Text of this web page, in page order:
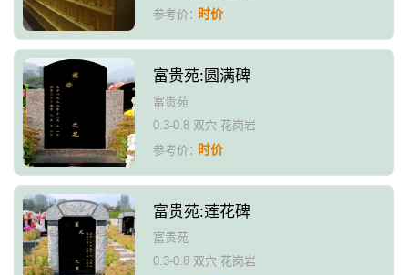
参考价：时价
富贵苑:圆满碑
富贵苑
0.3-0.8 双穴 花岗岩
参考价：时价
富贵苑:莲花碑
富贵苑
0.3-0.8 双穴 花岗岩